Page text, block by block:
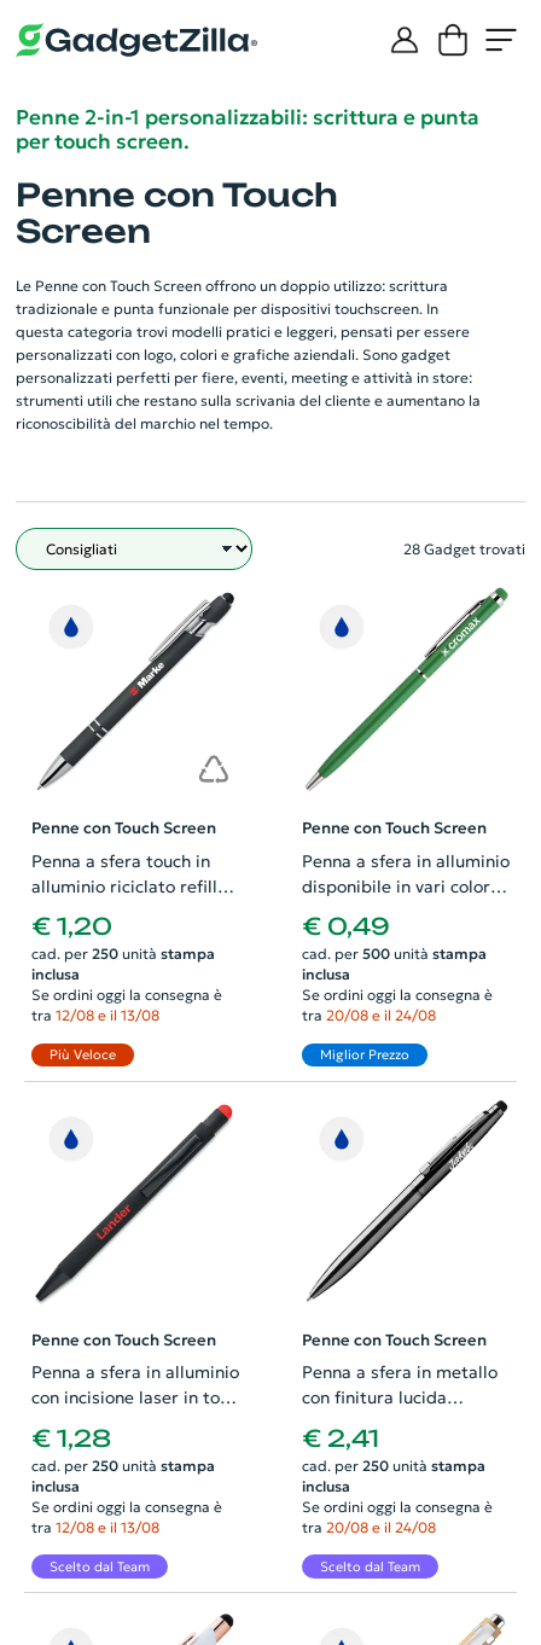
Penne 2‑in‑1 personalizzabili: scrittura e punta
per touch screen.
Penne con Touch
Screen
Le Penne con Touch Screen offrono un doppio utilizzo: scrittura
tradizionale e punta funzionale per dispositivi touchscreen. In
questa categoria trovi modelli pratici e leggeri, pensati per essere
personalizzati con logo, colori e grafiche aziendali. Sono gadget
personalizzati perfetti per fiere, eventi, meeting e attività in store:
strumenti utili che restano sulla scrivania del cliente e aumentano la
riconoscibilità del marchio nel tempo.
Filtro 28 Gadget trovati
Penne con Touch Screen
Penna a sfera touch in
alluminio riciclato refill
blu
€ 1,20
cad. per 250unità stampa
inclusa
Se ordini oggi la consegna è
tra 12/08 e il 13/08
Più Veloce
Penne con Touch Screen
Penna a sfera in alluminio
disponibile in vari colori
in coordinato con la
punta touch e
meccanismo a rotazione
a refill blu
€ 0,49
cad. per 500unità stampa
inclusa
Se ordini oggi la consegna è
tra 20/08 e il 24/08
Miglior Prezzo
Penne con Touch Screen
Penna a sfera in alluminio
con incisione laser in tono
blu
€ 1,28
cad. per 250unità stampa
inclusa
Se ordini oggi la consegna è
tra 12/08 e il 13/08
Scelto dal Team
Penne con Touch Screen
Penna a sfera in metallo
con finitura lucida
punta touch con
meccanismo a rotazione
e refill blu
€ 2,41
cad. per 250unità stampa
inclusa
Se ordini oggi la consegna è
tra 20/08 e il 24/08
Scelto dal Team